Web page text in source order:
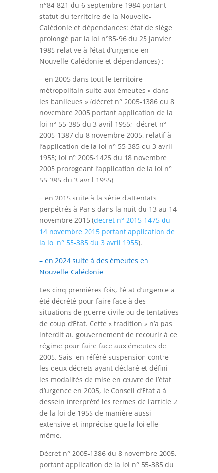
n°84-821 du 6 septembre 1984 portant
statut du territoire de la Nouvelle-
Calédonie et dépendances; état de siège
prolongé par la loi n°85-96 du 25 janvier
1985 relative à l’état d’urgence en
Nouvelle-Calédonie et dépendances) ;
– en 2005 dans tout le territoire
métropolitain suite aux émeutes « dans
les banlieues » (décret n° 2005-1386 du 8
novembre 2005 portant application de la
loi n° 55-385 du 3 avril 1955; décret n°
2005-1387 du 8 novembre 2005, relatif à
l’application de la loi n° 55-385 du 3 avril
1955; loi n° 2005-1425 du 18 novembre
2005 prorogeant l’application de la loi n°
55-385 du 3 avril 1955).
– en 2015 suite à la série d’attentats
perpétrés à Paris dans la nuit du 13 au 14
novembre 2015 (décret n° 2015-1475 du
14 novembre 2015 portant application de
la loi n° 55-385 du 3 avril 1955).
– en 2024 suite à des émeutes en
Nouvelle-Calédonie
Les cinq premières fois, l’état d’urgence a
été décrété pour faire face à des
situations de guerre civile ou de tentatives
de coup d’Etat. Cette « tradition » n’a pas
interdit au gouvernement de recourir à ce
régime pour faire face aux émeutes de
2005. Saisi en référé-suspension contre
les deux décrets ayant déclaré et défini
les modalités de mise en œuvre de l’état
d’urgence en 2005, le Conseil d’Etat a à
dessein interprété les termes de l’article 2
de la loi de 1955 de manière aussi
extensive et imprécise que la loi elle-
même.
Décret n° 2005-1386 du 8 novembre 2005,
portant application de la loi n° 55-385 du